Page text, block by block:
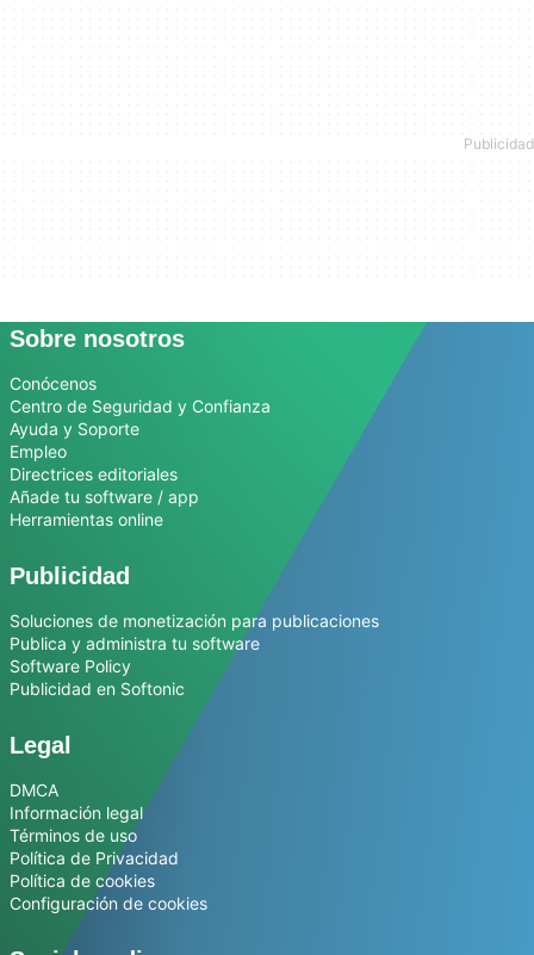
Sobre nosotros
Conócenos
Centro de Seguridad y Confianza
Ayuda y Soporte
Empleo
Directrices editoriales
Añade tu software / app
Herramientas online
Publicidad
Soluciones de monetización para publicaciones
Publica y administra tu software
Software Policy
Publicidad en Softonic
Legal
DMCA
Información legal
Términos de uso
Política de Privacidad
Política de cookies
Configuración de cookies